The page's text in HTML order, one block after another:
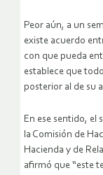
Peor aún, a un
existe acuerdo
con que pueda
establece que
posterior al de su
En ese sentido, el
la Comisión de
Hacienda y de
afirmó que “este